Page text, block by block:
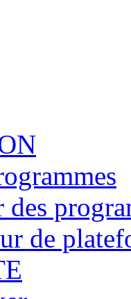
des
de